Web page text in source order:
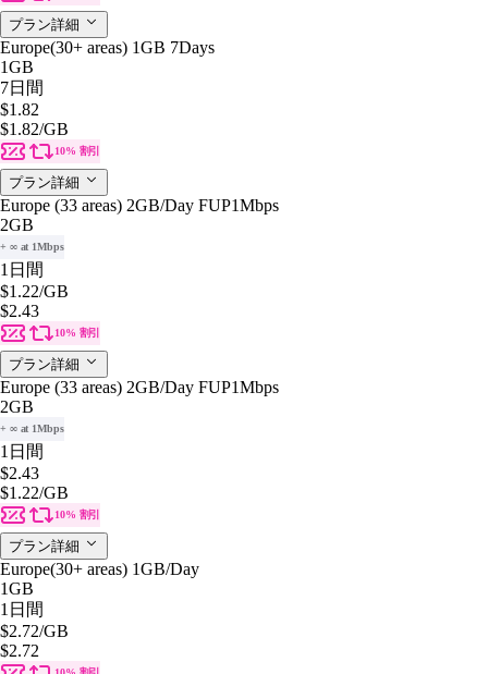
プラン詳細
Europe(30+ areas) 1GB 7Days
1GB
7日間
$1.82
$1.82/GB
10% 割引
プラン詳細
Europe (33 areas) 2GB/Day FUP1Mbps
2GB
+ ∞ at 1Mbps
1日間
$1.22/GB
$2.43
10% 割引
プラン詳細
Europe (33 areas) 2GB/Day FUP1Mbps
2GB
+ ∞ at 1Mbps
1日間
$2.43
$1.22/GB
10% 割引
プラン詳細
Europe(30+ areas) 1GB/Day
1GB
1日間
$2.72/GB
$2.72